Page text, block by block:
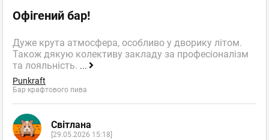
Офігений бар!
Дуже крута атмосфера, особливо у дворику літом.
Також дякую колективу закладу за професіоналізм
та лояльність. ...
Punkraft
Бар крафтового пива
Світлана
[29.05.2026 15:18]